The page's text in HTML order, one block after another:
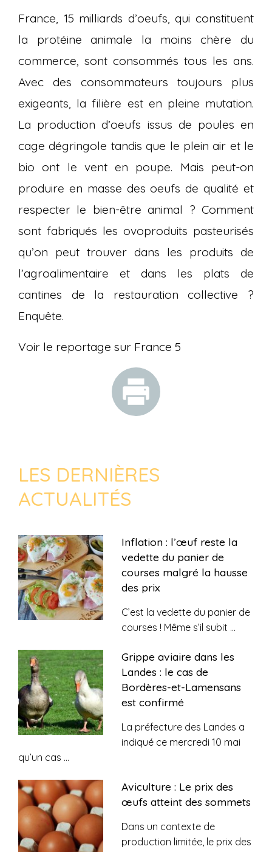
France, 15 milliards d’oeufs, qui constituent
la protéine animale la moins chère du
commerce, sont consommés tous les ans.
Avec des consommateurs toujours plus
exigeants, la filière est en pleine mutation.
La production d’oeufs issus de poules en
cage dégringole tandis que le plein air et le
bio ont le vent en poupe. Mais peut-on
produire en masse des oeufs de qualité et
respecter le bien-être animal ? Comment
sont fabriqués les ovoproduits pasteurisés
qu’on peut trouver dans les produits de
l’agroalimentaire et dans les plats de
cantines de la restauration collective ?
Enquête.
Voir le reportage sur France 5
LES DERNIÈRES
ACTUALITÉS
Inflation : l’œuf reste la
vedette du panier de
courses malgré la hausse
des prix
C’est la vedette du panier de
courses ! Même s’il subit ...
Grippe aviaire dans les
Landes : le cas de
Bordères-et-Lamensans
est confirmé
La préfecture des Landes a
indiqué ce mercredi 10 mai
qu’un cas ...
Aviculture : Le prix des
œufs atteint des sommets
Dans un contexte de
production limitée, le prix des